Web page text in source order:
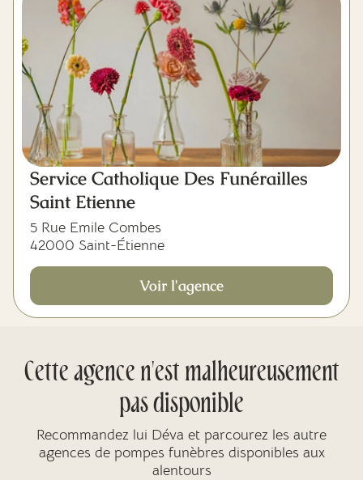
Service Catholique Des Funérailles
Saint Etienne
5 Rue Emile Combes
42000 Saint-Étienne
Voir l'agence
Cette agence n'est malheureusement
pas disponible
Recommandez lui Déva et parcourez les autre
agences de pompes funèbres disponibles aux
alentours